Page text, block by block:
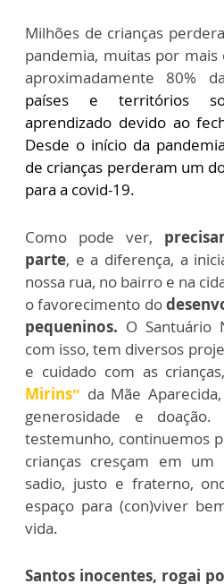
Milhões de crianças
pandemia, muitas por
aproximadamente 80%
países e territórios
aprendizado devido ao
Desde o início da
de crianças perderam um
para a covid-19.
Como pode ver,
parte, e a diferença, a
nossa rua, no bairro e na
o favorecimento do
pequeninos. O Santuário
com isso, tem diversos
e cuidado com as
Mirins” da Mãe
generosidade e
testemunho, continuemos
crianças cresçam em um
sadio, justo e fraterno,
espaço para (con)viver
vida.
Santos inocentes, rogai